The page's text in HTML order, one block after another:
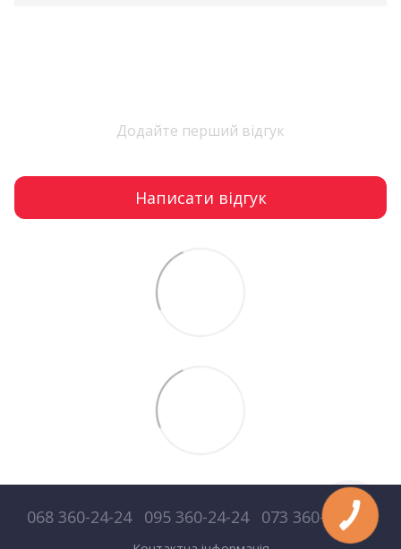
Додайте перший відгук
Написати відгук
068 360-24-24 095 360-24-24 073 360-24-24